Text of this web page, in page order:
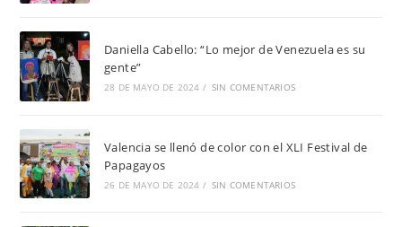
Daniella Cabello: “Lo mejor de Venezuela es su
gente”
28 DE MAYO DE 2024 / SIN COMENTARIOS
Valencia se llenó de color con el XLI Festival de
Papagayos
26 DE MAYO DE 2024 / SIN COMENTARIOS